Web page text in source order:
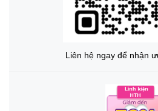
Liên hệ ngay để nhận